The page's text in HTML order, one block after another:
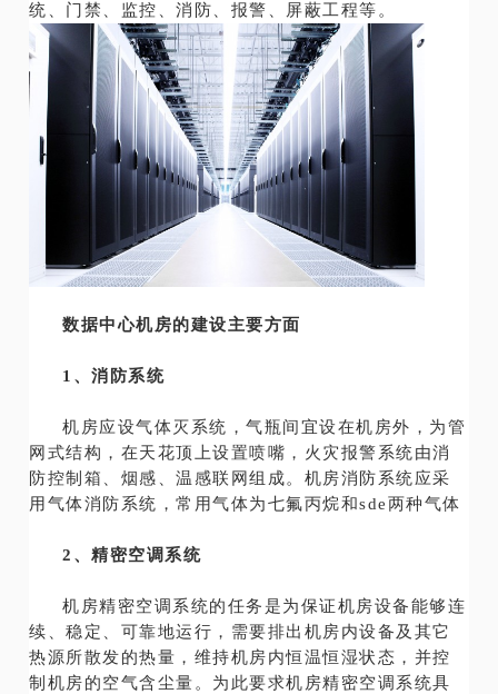
统、门禁、监控、消防、报警、屏蔽工程等。
数据中心机房的建设主要方面
1、消防系统
机房应设气体灭系统，气瓶间宜设在机房外，为管
网式结构，在天花顶上设置喷嘴，火灾报警系统由消
防控制箱、烟感、温感联网组成。机房消防系统应采
用气体消防系统，常用气体为七氟丙烷和sde两种气体
2、精密空调系统
机房精密空调系统的任务是为保证机房设备能够连
续、稳定、可靠地运行，需要排出机房内设备及其它
热源所散发的热量，维持机房内恒温恒湿状态，并控
制机房的空气含尘量。为此要求机房精密空调系统具